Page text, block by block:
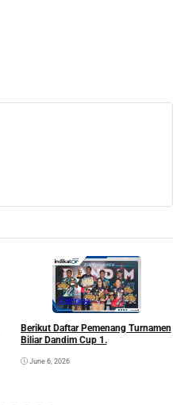
Olahraga
Berikut Daftar Pemenang Turnamen
Biliar Dandim Cup 1.
June 6, 2026